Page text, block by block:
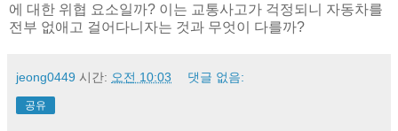
에 대한 위협 요소일까? 이는 교통사고가 걱정되니 자동차를
전부 없애고 걸어다니자는 것과 무엇이 다를까?
jeong0449 시간: 오전 10:03 댓글 없음:
공유